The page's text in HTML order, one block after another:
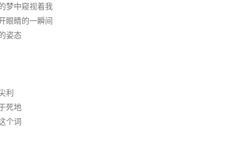
梦中窥视着我
眼睛的一瞬间
姿态
利
死地
个词